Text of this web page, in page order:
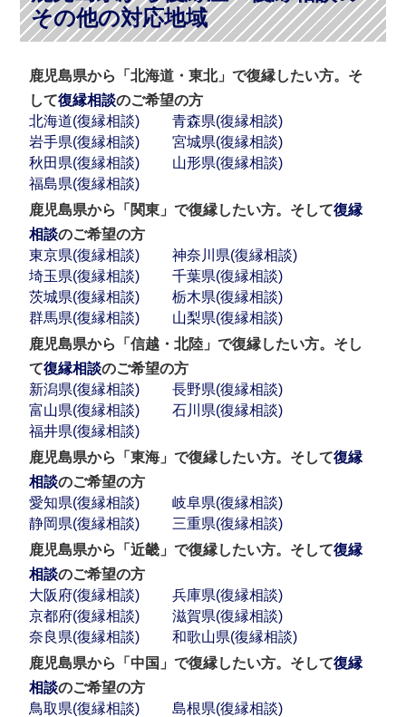
その他の対応地域
鹿児島県から「北海道・東北」で復縁したい方。そ
して復縁相談のご希望の方
北海道(復縁相談)
青森県(復縁相談)
岩手県(復縁相談)
宮城県(復縁相談)
秋田県(復縁相談)
山形県(復縁相談)
福島県(復縁相談)
鹿児島県から「関東」で復縁したい方。そして復縁
相談のご希望の方
東京県(復縁相談)
神奈川県(復縁相談)
埼玉県(復縁相談)
千葉県(復縁相談)
茨城県(復縁相談)
栃木県(復縁相談)
群馬県(復縁相談)
山梨県(復縁相談)
鹿児島県から「信越・北陸」で復縁したい方。そし
て復縁相談のご希望の方
新潟県(復縁相談)
長野県(復縁相談)
富山県(復縁相談)
石川県(復縁相談)
福井県(復縁相談)
鹿児島県から「東海」で復縁したい方。そして復縁
相談のご希望の方
愛知県(復縁相談)
岐阜県(復縁相談)
静岡県(復縁相談)
三重県(復縁相談)
鹿児島県から「近畿」で復縁したい方。そして復縁
相談のご希望の方
大阪府(復縁相談)
兵庫県(復縁相談)
京都府(復縁相談)
滋賀県(復縁相談)
奈良県(復縁相談)
和歌山県(復縁相談)
鹿児島県から「中国」で復縁したい方。そして復縁
相談のご希望の方
鳥取県(復縁相談)
島根県(復縁相談)